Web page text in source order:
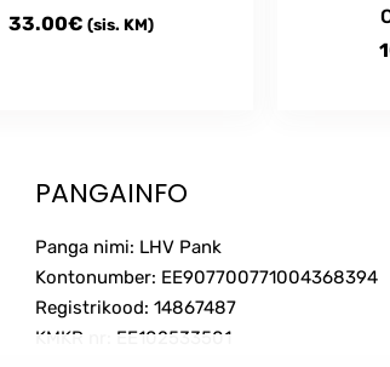
33.00€ (sis. KM)
PANGAINFO
Panga nimi: LHV Pank
Kontonumber: EE907700771004368394
Registrikood: 14867487
KMKR nr: EE102533501